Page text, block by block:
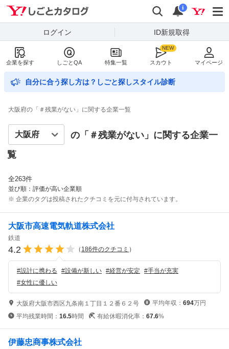
Yahoo!しごとカタログ
検索
通知
i
ログイン ID新規取得
企業を探す しごとQA 特集一覧 スカウト マイページ
自分に合う探し方は？しごと探しスタイル診断
大阪府の「＃残業がない」に関する企業一覧
の「＃残業がない 」に関する企業一
覧
全263件
並び順：評価が高い企業順
※ 企業のタグは投稿されたクチコミを元に付与されています。
大阪市高速電気軌道株式会社
鉄道
4.2 （ 186件のクチコミ ）
#設計に携わる #設備が新しい #経営が安定 #手当が充実
#女性に優しい
大阪府大阪市西区九条南１丁目１２番６２号 平均年収： 694万円
平均残業時間： 16.5時間 有給休暇消化率： 67.6%
伊藤忠商事株式会社